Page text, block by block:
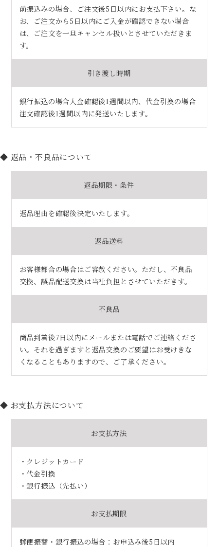
前振込みの場合、ご注文後5日以内にお支払下さい。な
お、ご注文から5日以内にご入金が確認できない場合
は、ご注文を一旦キャンセル扱いとさせていただきま
す。
引き渡し時期
銀行振込の場合入金確認後1週間以内、代金引換の場合
注文確認後1週間以内に発送いたします。
◆ 返品・不良品について
返品期限・条件
返品理由を確認後決定いたします。
返品送料
お客様都合の場合はご容赦ください。ただし、不良品
交換、誤品配送交換は当社負担とさせていただきす。
不良品
商品到着後7日以内にメールまたは電話でご連絡くださ
い。それを過ぎますと返品交換のご要望はお受けきな
くなることもありますので、ご了承ください。
◆ お支払方法について
お支払方法
・クレジットカード
・代金引換
・銀行振込（先払い）
お支払期限
郵便振替・銀行振込の場合：お申込み後5日以内